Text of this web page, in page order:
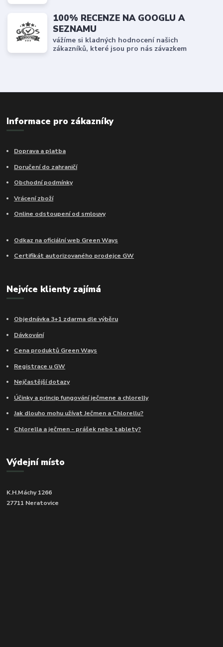
100% RECENZE NA GOOGLU A
SEZNAMU
vážíme si kladných hodnocení našich
zákazníků, které jsou pro nás závazkem
Informace pro zákazníky
Doprava a platba
Doručení do zahraničí
Obchodní podmínky
Vrácení zboží
Online odstoupení od smlouvy
Odkaz na oficiální web Green Ways
Certifikát autorizovaného prodejce GW
Nejvíce klienty zajímá
Objednávka 3+1 zdarma dle výběru
Dávkování
Cena produktů Green Ways
Registrace u GW
Nejčastější dotazy
Účinky a princip fungování ječmene a chlorelly
Jak dlouho mohu užívat Ječmen a Chlorellu?
Chlorella a ječmen - prášek nebo tablety?
Výdejní místo
K.H.Máchy 1266
27711 Neratovice